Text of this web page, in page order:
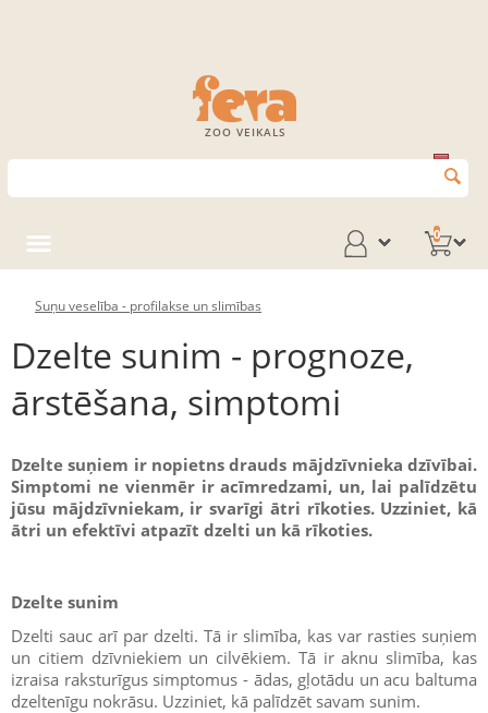
ZOO VEIKALS
0
Suņu veselība - profilakse un slimības
Dzelte sunim - prognoze,
ārstēšana, simptomi
Dzelte suņiem ir nopietns drauds mājdzīvnieka dzīvībai.
Simptomi ne vienmēr ir acīmredzami, un, lai palīdzētu
jūsu mājdzīvniekam, ir svarīgi ātri rīkoties. Uzziniet, kā
ātri un efektīvi atpazīt dzelti un kā rīkoties.
Dzelte sunim
Dzelti sauc arī par dzelti. Tā ir slimība, kas var rasties suņiem
un citiem dzīvniekiem un cilvēkiem. Tā ir aknu slimība, kas
izraisa raksturīgus simptomus - ādas, gļotādu un acu baltuma
dzeltenīgu nokrāsu. Uzziniet, kā palīdzēt savam sunim.